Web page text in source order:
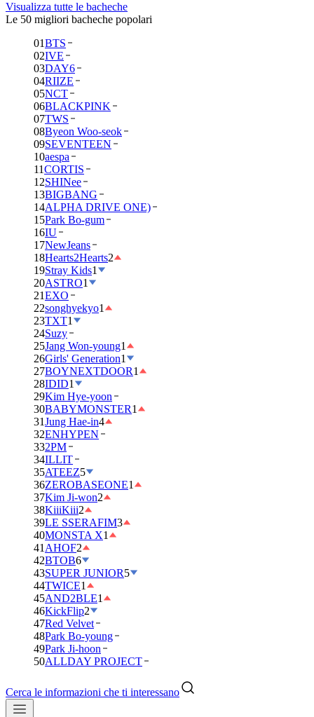
Visualizza tutte le bacheche
Le 50 migliori bacheche popolari
01BTS
02IVE
03DAY6
04RIIZE
05NCT
06BLACKPINK
07TWS
08Byeon Woo-seok
09SEVENTEEN
10aespa
11CORTIS
12SHINee
13BIGBANG
14ALPHA DRIVE ONE)
15Park Bo-gum
16IU
17NewJeans
18Hearts2Hearts2
19Stray Kids1
20ASTRO1
21EXO
22songhyekyo1
23TXT1
24Suzy
25Jang Won-young1
26Girls' Generation1
27BOYNEXTDOOR1
28IDID1
29Kim Hye-yoon
30BABYMONSTER1
31Jung Hae-in4
32ENHYPEN
332PM
34ILLIT
35ATEEZ5
36ZEROBASEONE1
37Kim Ji-won2
38KiiiKiii2
39LE SSERAFIM3
40MONSTA X1
41 AHOF2
42BTOB6
43SUPER JUNIOR5
44TWICE1
45AND2BLE1
46KickFlip2
47Red Velvet
48Park Bo-young
49Park Ji-hoon
50ALLDAY PROJECT
Cerca le informazioni che ti interessano